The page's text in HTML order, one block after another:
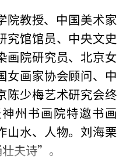
院教授、中国美术家
究馆馆员、中央文史
画院研究员、北京女
女画家协会顾问、中
陈少梅艺术研究会终
州书画院特邀书画
山水、人物。刘海栗
夫诗”。